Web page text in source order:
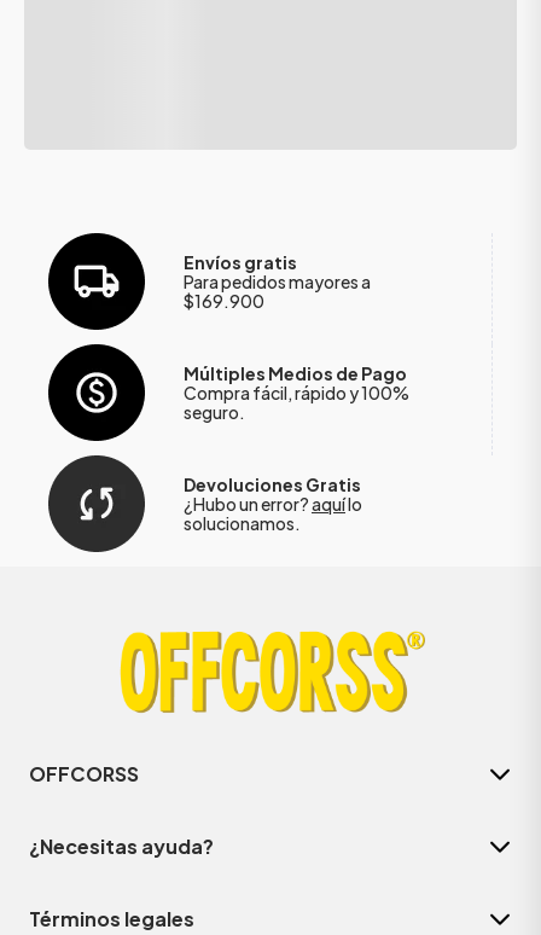
Envíos gratis
Para pedidos mayores a
$169.900
Múltiples Medios de Pago
Compra fácil, rápido y 100%
seguro.
Devoluciones Gratis
¿Hubo un error?aquílo
solucionamos.
OFFCORSS
¿Necesitas ayuda?
Términos legales